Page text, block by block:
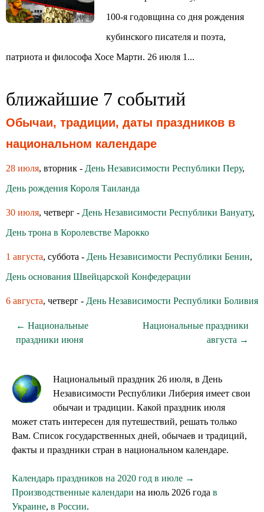
100-я годовщина со дня рождения
кубинского писателя и поэта,
патриота и философа Хосе Марти. 26 июля 1...
ближайшие 7 событий
Обычаи, традиции, даты праздников в
национальном календаре
28 июля, вторник - День Независимости Республики Перу,
День рождения Короля Таиланда
30 июля, четверг - День Независимости Республики Вануату,
День трона в Королевстве Марокко
1 августа, суббота - День Независимости Республики Бенин,
День основания Швейцарской Конфедерации
6 августа, четверг - День Независимости Республики Боливия
← Национальные
праздники июня
Национальные праздники
августа →
Национальный праздник 26 июля, в День
Независимости Республики Либерия имеет свои
обычаи и традиции. Какой праздник июля
может стать интересен для путешествий, решать только
Вам. Список государственных дней, обычаев и традиций,
факты и праздники стран в национальном календаре.
Календарь праздников на 2020 год в июле →
Производственные календари на июль 2026 года в
Украине, в России.